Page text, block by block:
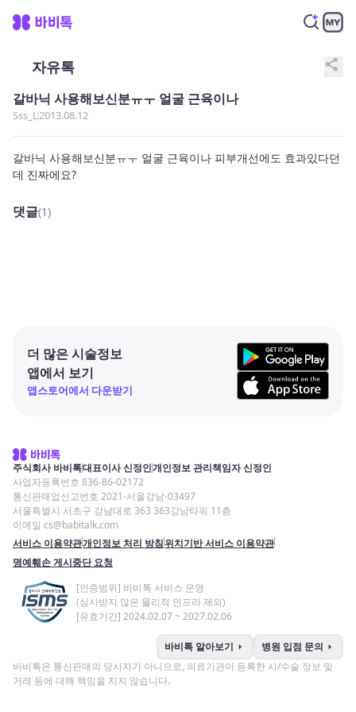
자유톡 share
갈바닉 사용해보신분ㅠㅜ 얼굴 근육이나
Sss_L2013.08.12
갈바닉 사용해보신분ㅠㅜ 얼굴 근육이나 피부개선에도 효과있다던
데 진짜에요?
댓글(1)
더 많은 시술정보
앱에서 보기
앱스토어에서 다운받기
주식회사 바비톡대표이사 신정인개인정보 관리책임자 신정인
사업자등록번호 836-86-02172
통신판매업신고번호 2021-서울강남-03497
서울특별시 서초구 강남대로 363 363강남타워 11층
이메일 cs@babitalk.com
서비스 이용약관개인정보 처리 방침위치기반 서비스 이용약관
명예훼손 게시중단 요청
[인증범위] 바비톡 서비스 운영
(심사받지 않은 물리적 인프라 제외)
[유효기간] 2024.02.07 ~ 2027.02.06
바비톡 알아보기 arrow_right 병원 입점 문의 arrow_right
바비톡은 통신판매의 당사자가 아니므로, 의료기관이 등록한 시/수술 정보 및
거래 등에 대해 책임을 지지 않습니다.